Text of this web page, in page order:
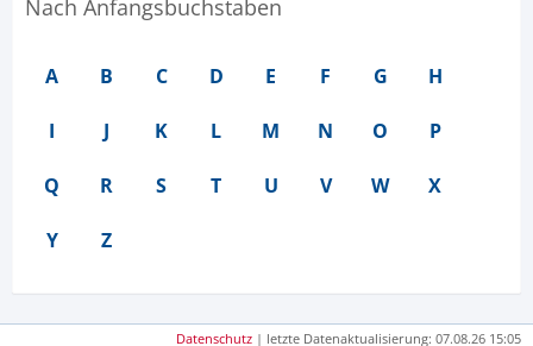
Nach Anfangsbuchstaben
A B C D E F G H
I J K L M N O P
Q R S T U V W X
Y Z
Datenschutz | letzte Datenaktualisierung: 07.08.26 15:05